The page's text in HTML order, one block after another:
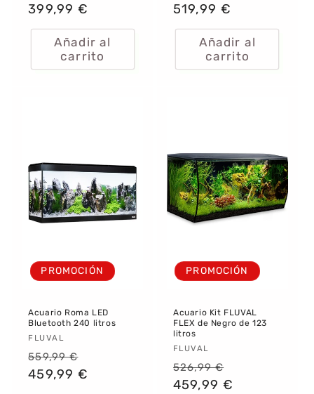
habitual de
oferta
399,99 €
Añadir al
carrito
habitual
oferta
519,99 €
Añadir al
carrito
PROMOCIÓN
Acuario Roma LED
Bluetooth 240 litros
Proveedor:
FLUVAL
Precio
habitual
559,99 €
de
459,99 €
PROMOCIÓN
Acuario Kit FLUVAL
FLEX de Negro de 123
litros
Proveedor:
FLUVAL
Precio
habitual
526,99 €
de
459,99 €